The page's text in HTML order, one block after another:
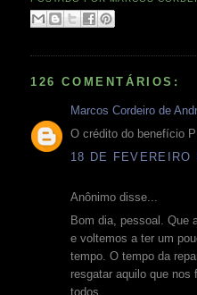
126 COMENTÁRIOS:
Marcos Cordeiro de
O crédito do benefício
18 DE FEVEREIRO
Anônimo disse...
Bom dia, pessoal. Que
e voltemos a ter um
tempo. O tempo da
resgatar aquilo que
todos.